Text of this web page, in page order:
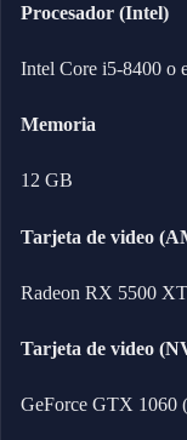
Procesador (Intel)
Intel Core i5-8400 o
Memoria
12 GB
Tarjeta de video
Radeon RX 5500
Tarjeta de video
GeForce GTX 1060